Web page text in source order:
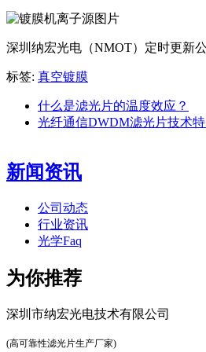
深圳纳宏光电（NMOT）定时更新
标签: 真空镀膜
什么是滤光片的温度效应？
光纤通信DWDM滤光片技术
新闻资讯
公司动态
行业资讯
光学Faq
为你推荐
深圳市纳宏光电技术有限公司
(高可靠性滤光片生产厂家)